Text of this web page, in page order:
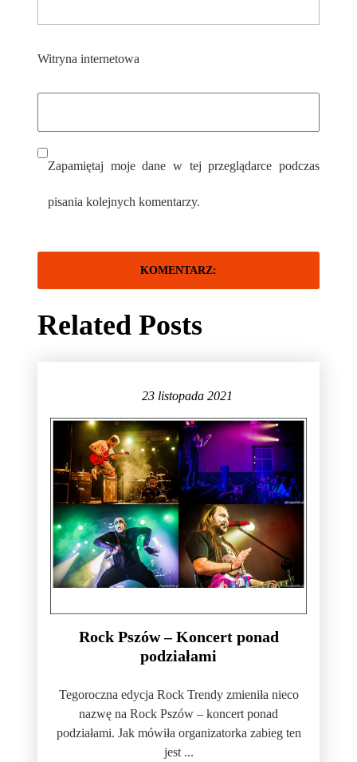
Witryna internetowa
Zapamiętaj moje dane w tej przeglądarce podczas
pisania kolejnych komentarzy.
Related Posts
23 listopada 2021
Rock Pszów – Koncert ponad
podziałami
Tegoroczna edycja Rock Trendy zmieniła nieco
nazwę na Rock Pszów – koncert ponad
podziałami. Jak mówiła organizatorka zabieg ten
jest ...